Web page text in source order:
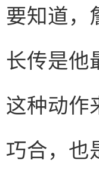
要知道，
长传是他
这种动作
巧合，也